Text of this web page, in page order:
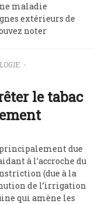
maladie
extérieurs de
noter
le tabac
due
à l’accroche du
(due à la
de l’irrigation
qui amène les